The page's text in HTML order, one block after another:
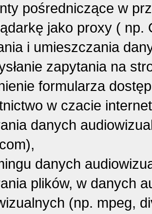
pośredniczące w
jako proxy ( np.
i umieszczania
zapytania na
formularza
w czacie
danych
danych
plików, w danych
(np. mpeg,